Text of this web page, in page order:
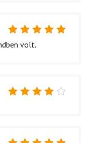
Értékelés:
volt.